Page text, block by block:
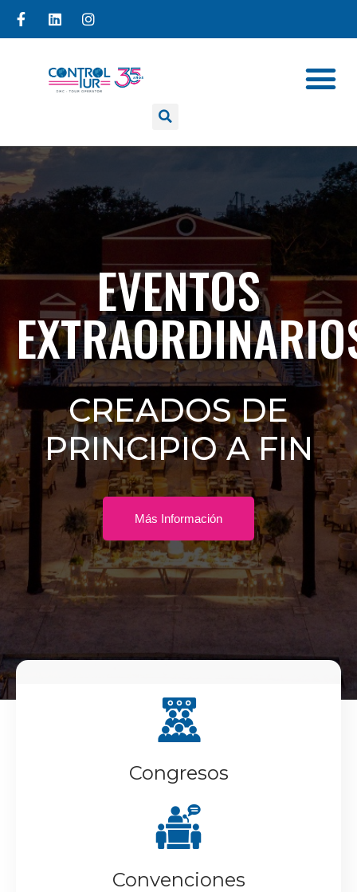
EVENTOS
CREADOS DE
PRINCIPIO A FIN
Más Información
Congresos
Convenciones